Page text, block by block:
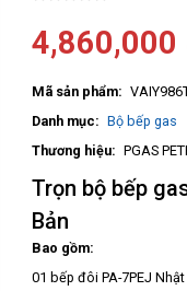
4,860,000
Mã sản phẩm:
Danh mục: Bộ bếp gas
Thương hiệu: PGAS
Trọn bộ bếp
Bản
Bao gồm:
01 bếp đôi PA-7PEJ